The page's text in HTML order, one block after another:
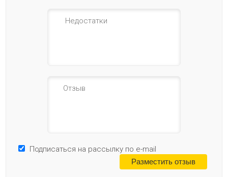
Подписаться на рассылку по e-mail